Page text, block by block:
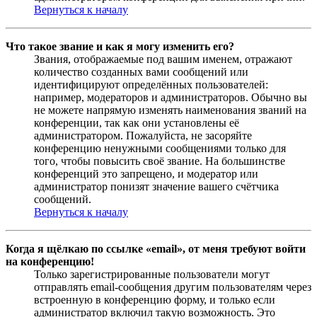
Вернуться к началу
Что такое звание и как я могу изменить его?
Звания, отображаемые под вашим именем, отражают
количество созданных вами сообщений или
идентифицируют определённых пользователей:
например, модераторов и администраторов. Обычно вы
не можете напрямую изменять наименования званий на
конференции, так как они установлены её
администратором. Пожалуйста, не засоряйте
конференцию ненужными сообщениями только для
того, чтобы повысить своё звание. На большинстве
конференций это запрещено, и модератор или
администратор понизят значение вашего счётчика
сообщений.
Вернуться к началу
Когда я щёлкаю по ссылке «email», от меня требуют войти
на конференцию!
Только зарегистрированные пользователи могут
отправлять email-сообщения другим пользователям через
встроенную в конференцию форму, и только если
администратор включил такую возможность. Это